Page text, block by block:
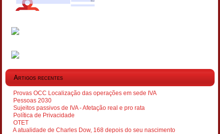
Artigos recentes
Provas OCC Localização das operações em sede IVA
Pessoas 2030
Sujeitos passivos de IVA - Afetação real e pro rata
Política de Privacidade
OTET
A atualidade de Charles Dow, 168 depois do seu nascimento